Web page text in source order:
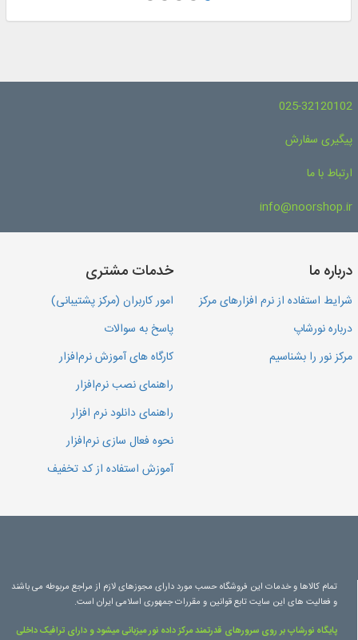
025-32120102
پیگیری سفارش
ارتباط با ما
info@noorshop.ir
درباره ما
شرایط استفاده از نرم افزارهای مرکز
درباره نورشاپ
مرکز نور را بشناسیم
خدمات مشتری
امور کاربران (مرکز پشتیبانی)
پاسخ به سوالات
کارگاه های آموزش نرم‌افزار
راهنمای نصب نرم‌افزار
راهنمای دانلود نرم افزار
نحوه فعال سازی نرم‌افزار
آموزش استفاده از کد تخفیف
تمام کالاها و خدمات این فروشگاه حسب مورد دارای مجوزهای لازم از مراجع مربوطه می باشند
و فعالیت های این سایت تابع قوانین و مقررات جمهوری اسلامی ایران است.
پایگاه نورشاپ بر روی سرورهای قدرتمند مرکز داده نور میزبانی میشود و دارای ترافیک داخلی